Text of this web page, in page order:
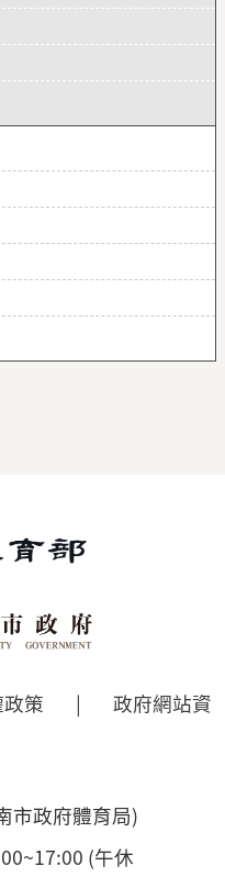
策 | 政府網站資
市政府體育局)
(午休